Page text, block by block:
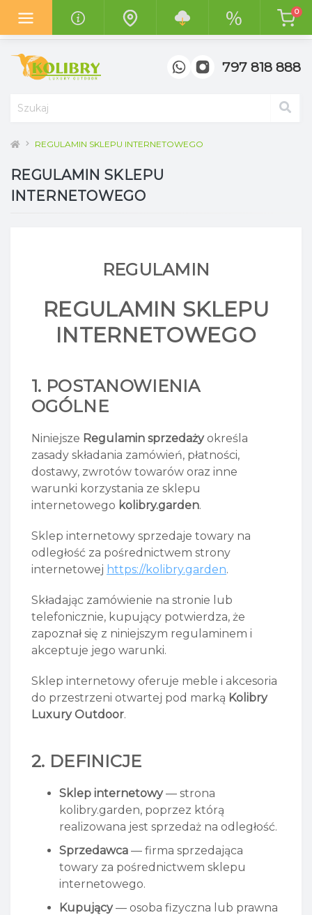
Z radością informujemy o otwarciunowego salonu "Kolibry
Garden"
w centrum handlowym "Top Meble" w Poznaniu.
0
797 818 888
REGULAMIN SKLEPU INTERNETOWEGO
REGULAMIN SKLEPU
INTERNETOWEGO
REGULAMIN
REGULAMIN SKLEPU
INTERNETOWEGO
1. POSTANOWIENIA
OGÓLNE
Niniejsze Regulamin sprzedażyokreśla
zasady składania zamówień, płatności,
dostawy, zwrotów towarów oraz inne
warunki korzystania ze sklepu
internetowego kolibry.garden.
Sklep internetowy sprzedaje towary na
odległość za pośrednictwem strony
internetowej https://kolibry.garden.
Składając zamówienie na stronie lub
telefonicznie, kupujący potwierdza, że
zapoznał się z niniejszym regulaminem i
akceptuje jego warunki.
Sklep internetowy oferuje meble i akcesoria
do przestrzeni otwartej pod marką Kolibry
Luxury Outdoor.
2. DEFINICJE
Sklep internetowy— strona
kolibry.garden, poprzez którą
realizowana jest sprzedaż na odległość.
Sprzedawca — firma sprzedająca
towary za pośrednictwem sklepu
internetowego.
Kupujący— osoba fizyczna lub prawna